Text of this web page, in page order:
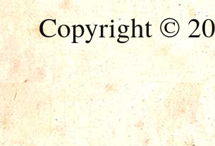
Copyright ©